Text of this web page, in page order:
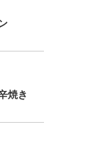
焼き